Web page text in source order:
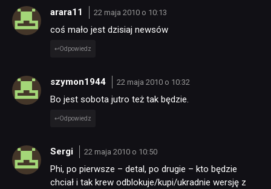
arara11 22 maja 2010 o 10:13
coś mało jest dzisiaj newsów
Odpowiedz
szymon1944 22 maja 2010 o 10:32
Bo jest sobota jutro też tak będzie.
Odpowiedz
Sergi 22 maja 2010 o 10:50
Phi, po pierwsze – detal, po drugie – kto będzie
chciał i tak krew odblokuje/kupi/ukradnie wersję z